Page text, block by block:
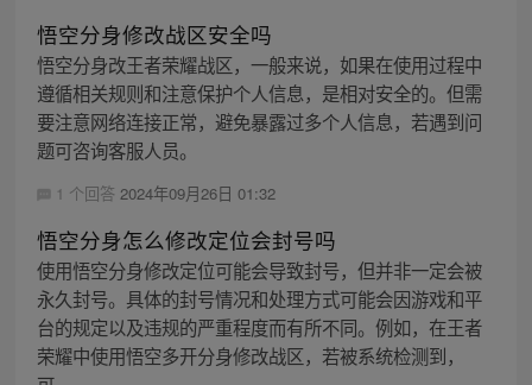
悟空分身修改战区安全吗
悟空分身改王者荣耀战区，一般来说，如果在使用过程中
遵循相关规则和注意保护个人信息，是相对安全的。但需
要注意网络连接正常，避免暴露过多个人信息，若遇到问
题可咨询客服人员。
1 个回答 2024年09月26日 01:32
悟空分身怎么修改定位会封号吗
使用悟空分身修改定位可能会导致封号，但并非一定会被
永久封号。具体的封号情况和处理方式可能会因游戏和平
台的规定以及违规的严重程度而有所不同。例如，在王者
荣耀中使用悟空多开分身修改战区，若被系统检测到，